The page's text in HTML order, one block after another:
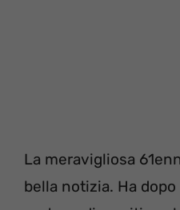
La meravigliosa
bella notizia. Ha